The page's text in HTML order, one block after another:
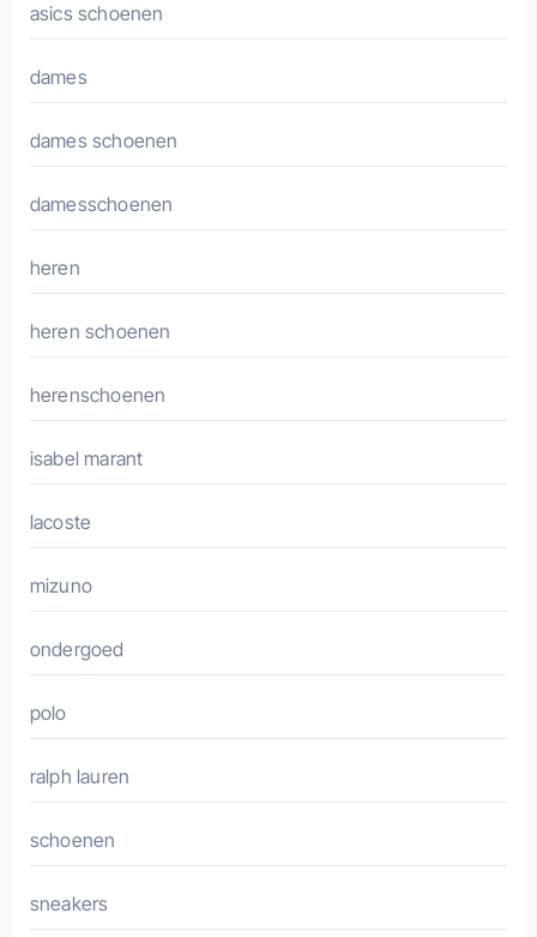
asics schoenen
dames
dames schoenen
damesschoenen
heren
heren schoenen
herenschoenen
isabel marant
lacoste
mizuno
ondergoed
polo
ralph lauren
schoenen
sneakers